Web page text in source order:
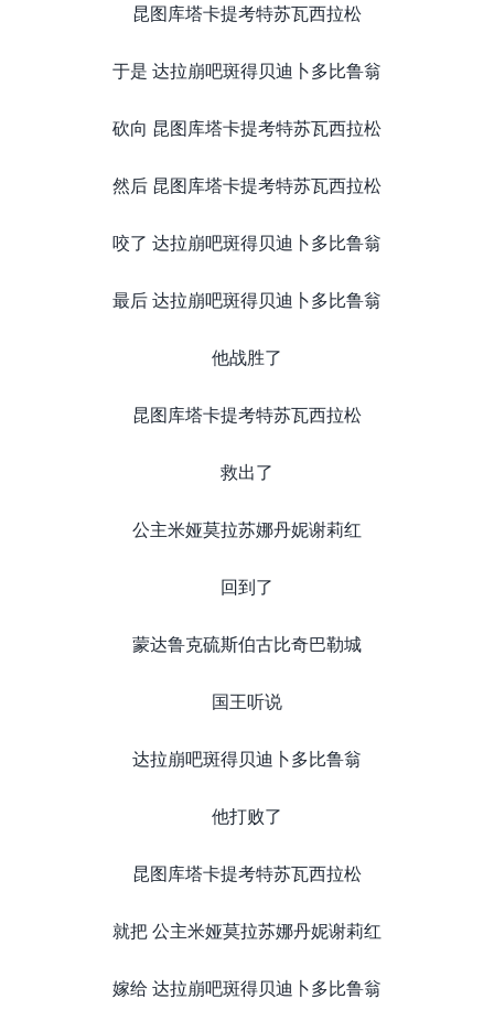
昆图库塔卡提考特苏瓦西拉松
于是 达拉崩吧斑得贝迪卜多比鲁翁
砍向 昆图库塔卡提考特苏瓦西拉松
然后 昆图库塔卡提考特苏瓦西拉松
咬了 达拉崩吧斑得贝迪卜多比鲁翁
最后 达拉崩吧斑得贝迪卜多比鲁翁
他战胜了
昆图库塔卡提考特苏瓦西拉松
救出了
公主米娅莫拉苏娜丹妮谢莉红
回到了
蒙达鲁克硫斯伯古比奇巴勒城
国王听说
达拉崩吧斑得贝迪卜多比鲁翁
他打败了
昆图库塔卡提考特苏瓦西拉松
就把 公主米娅莫拉苏娜丹妮谢莉红
嫁给 达拉崩吧斑得贝迪卜多比鲁翁